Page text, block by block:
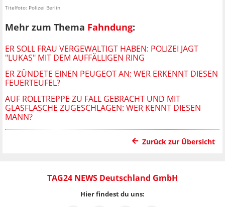
Titelfoto: Polizei Berlin
Mehr zum Thema Fahndung:
ER SOLL FRAU VERGEWALTIGT HABEN: POLIZEI JAGT
"LUKAS" MIT DEM AUFFÄLLIGEN RING
ER ZÜNDETE EINEN PEUGEOT AN: WER ERKENNT DIESEN
FEUERTEUFEL?
AUF ROLLTREPPE ZU FALL GEBRACHT UND MIT
GLASFLASCHE ZUGESCHLAGEN: WER KENNT DIESEN
MANN?
Zurück zur Übersicht
TAG24 NEWS Deutschland GmbH
Hier findest du uns: